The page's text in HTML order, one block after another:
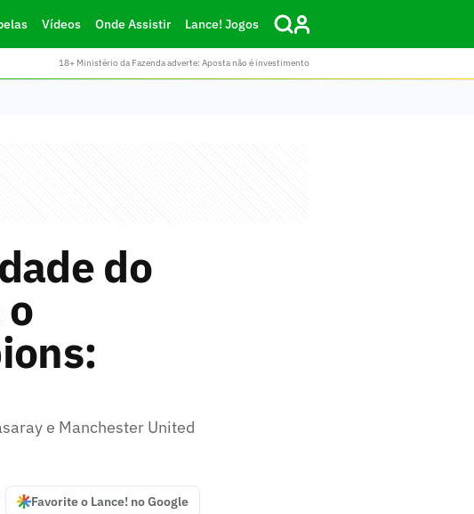
Vídeos Onde Assistir Lance! Jogos
18+ Ministério da Fazenda adverte: Aposta não é investimento
do
e Manchester United
Favorite o Lance! no Google